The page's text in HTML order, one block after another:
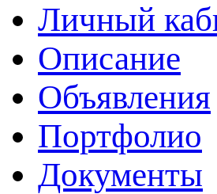
Личный
Описание
Объявления
Портфолио
Документы